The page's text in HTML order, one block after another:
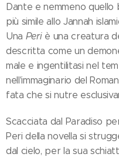
Dante e nemmeno quello
più simile allo Jannah
Una Periè una creatura
descritta come un
male e ingentilitasi nel
nell'immaginario del
fata che si nutre
Scacciata dal Paradiso
Peri della novella si
dal cielo, per la sua